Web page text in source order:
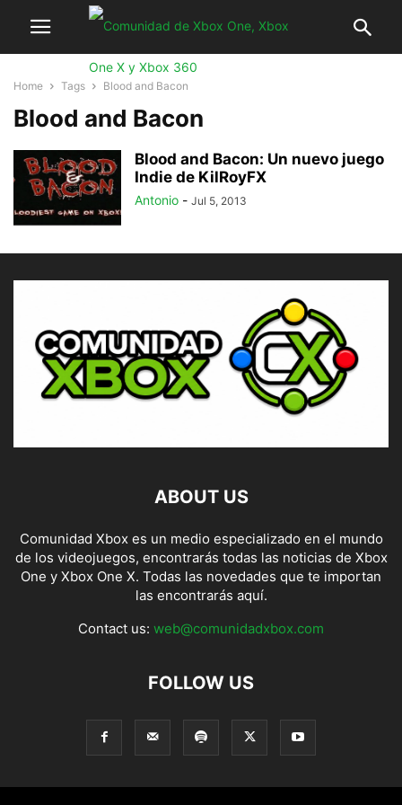
Home Tags Blood and Bacon
Blood and Bacon
Blood and Bacon: Un nuevo juego
Indie de KilRoyFX
Antonio - Jul 5, 2013
ABOUT US
Comunidad Xbox es un medio especializado en el mundo
de los videojuegos, encontrarás todas las noticias de Xbox
One y Xbox One X. Todas las novedades que te importan
las encontrarás aquí.
Contact us: web@comunidadxbox.com
FOLLOW US